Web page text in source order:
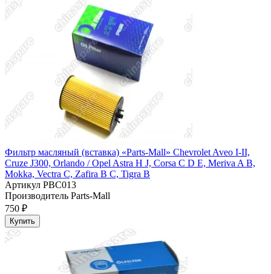
Фильтр масляный (вставка) «Parts-Mall» Chevrolet Aveo I-II,
Cruze J300, Orlando / Opel Astra H J, Corsa C D E, Meriva A B,
Mokka, Vectra C, Zafira B C, Tigra B
Артикул PBC013
Производитель Parts-Mall
750 ₽
Купить